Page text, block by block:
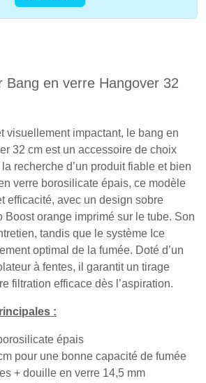
Bang en verre Hangover 32
visuellement impactant, le bang en
32 cm est un accessoire de choix
recherche d’un produit fiable et bien
verre borosilicate épais, ce modèle
efficacité, avec un design sobre
Boost orange imprimé sur le tube. Son
tandis que le système Ice
optimal de la fumée. Doté d’un
à fentes, il garantit un tirage
filtration efficace dès l’aspiration.
:
épais
pour une bonne capacité de fumée
+ douille en verre 14,5 mm